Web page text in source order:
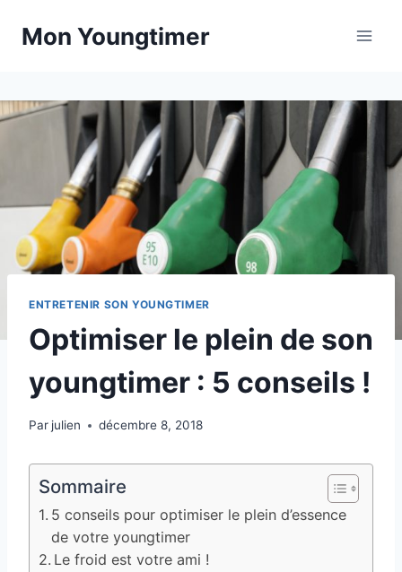
Mon Youngtimer
ENTRETENIR SON YOUNGTIMER
Optimiser le plein de son
youngtimer : 5 conseils !
Par julien décembre 8, 2018
Sommaire
5 conseils pour optimiser le plein d’essence
de votre youngtimer
Le froid est votre ami !